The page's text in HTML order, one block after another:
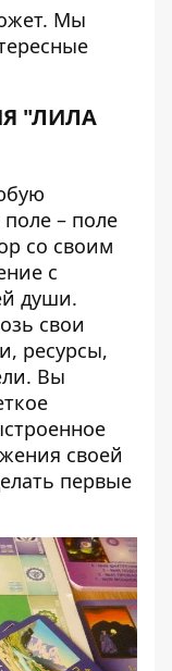
Мы
"ЛИЛА
– поле
со своим
с
души.
свои
ресурсы,
Вы
своей
первые